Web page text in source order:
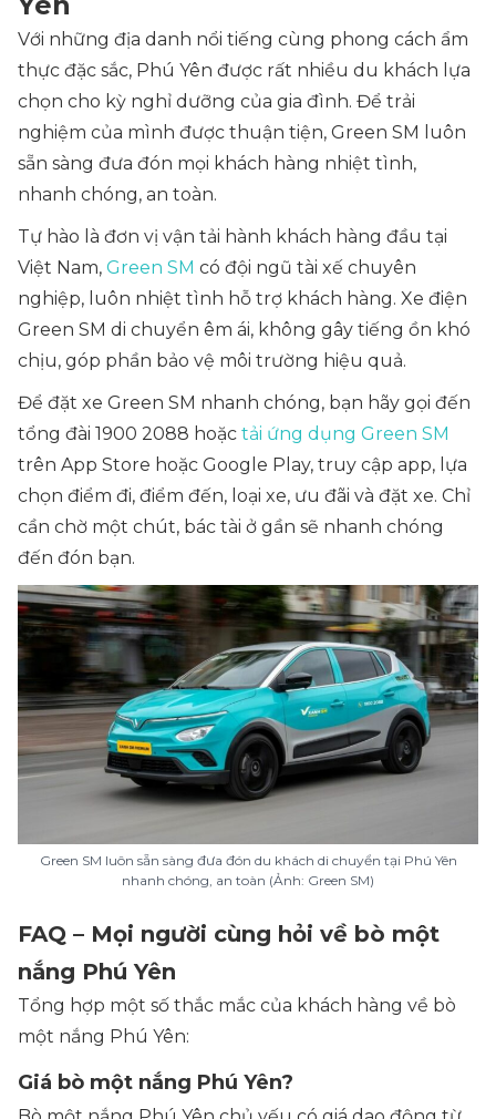
Với những địa danh nổi tiếng cùng phong cách ẩm
thực đặc sắc, Phú Yên được rất nhiều du khách lựa
chọn cho kỳ nghỉ dưỡng của gia đình. Để trải
nghiệm của mình được thuận tiện, Green SM luôn
sẵn sàng đưa đón mọi khách hàng nhiệt tình,
nhanh chóng, an toàn.
Tự hào là đơn vị vận tải hành khách hàng đầu tại
Việt Nam, Green SM có đội ngũ tài xế chuyên
nghiệp, luôn nhiệt tình hỗ trợ khách hàng. Xe điện
Green SM di chuyển êm ái, không gây tiếng ồn khó
chịu, góp phần bảo vệ môi trường hiệu quả.
Để đặt xe Green SM nhanh chóng, bạn hãy gọi đến
tổng đài 1900 2088 hoặc tải ứng dụng Green SM
trên App Store hoặc Google Play, truy cập app, lựa
chọn điểm đi, điểm đến, loại xe, ưu đãi và đặt xe. Chỉ
cần chờ một chút, bác tài ở gần sẽ nhanh chóng
đến đón bạn.
Green SM luôn sẵn sàng đưa đón du khách di chuyển tại Phú Yên
nhanh chóng, an toàn (Ảnh: Green SM)
FAQ – Mọi người cùng hỏi về bò một
nắng Phú Yên
Tổng hợp một số thắc mắc của khách hàng về bò
một nắng Phú Yên:
Giá bò một nắng Phú Yên?